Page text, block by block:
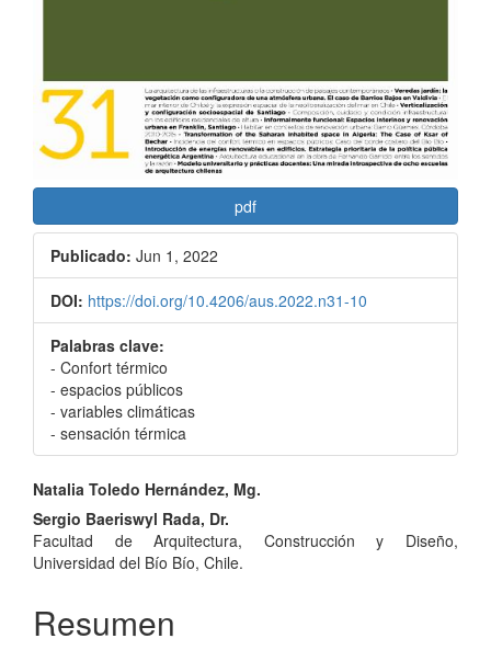
pdf
Publicado: Jun 1, 2022
DOI: https://doi.org/10.4206/aus.2022.n31-10
Palabras clave:
- Confort térmico
- espacios públicos
- variables climáticas
- sensación térmica
Contenido
principal
del
artículo
Natalia Toledo Hernández, Mg.
Sergio Baeriswyl Rada, Dr.
Facultad de Arquitectura, Construcción y Diseño,
Universidad del Bío Bío, Chile.
Resumen